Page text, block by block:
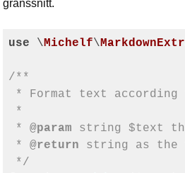
gränssnitt.
use \Michelf\
/**
* Format text according
*
* @param string $text
* @return string as the
*/